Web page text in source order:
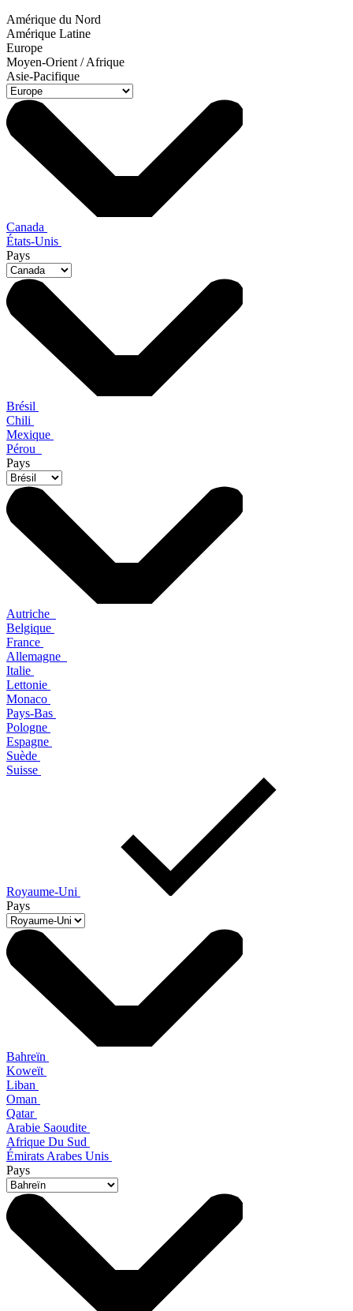
Amérique du Nord
Amérique Latine
Europe
Moyen-Orient / Afrique
Asie-Pacifique
Canada
États-Unis
Pays
Brésil
Chili
Mexique
Pérou
Pays
Autriche
Belgique
France
Allemagne
Italie
Lettonie
Monaco
Pays-Bas
Pologne
Espagne
Suède
Suisse
Royaume-Uni
Pays
Bahreïn
Koweït
Liban
Oman
Qatar
Arabie Saoudite
Afrique Du Sud
Émirats Arabes Unis
Pays